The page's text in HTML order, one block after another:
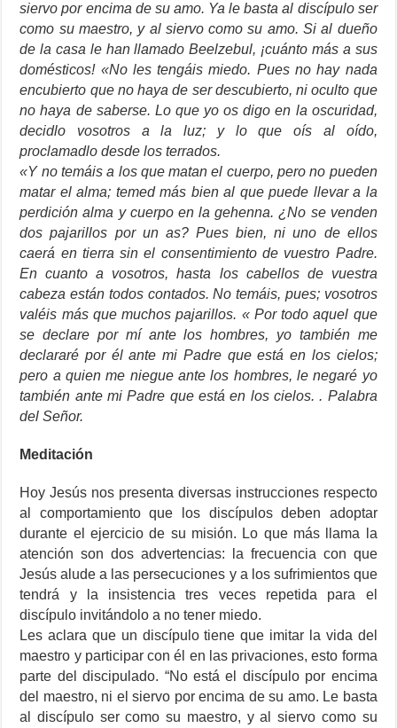
siervo por encima de su amo. Ya le basta al discípulo ser
como su maestro, y al siervo como su amo. Si al dueño
de la casa le han llamado Beelzebul, ¡cuánto más a sus
domésticos! «No les tengáis miedo. Pues no hay nada
encubierto que no haya de ser descubierto, ni oculto que
no haya de saberse. Lo que yo os digo en la oscuridad,
decidlo vosotros a la luz; y lo que oís al oído,
proclamadlo desde los terrados.
«Y no temáis a los que matan el cuerpo, pero no pueden
matar el alma; temed más bien al que puede llevar a la
perdición alma y cuerpo en la gehenna. ¿No se venden
dos pajarillos por un as? Pues bien, ni uno de ellos
caerá en tierra sin el consentimiento de vuestro Padre.
En cuanto a vosotros, hasta los cabellos de vuestra
cabeza están todos contados. No temáis, pues; vosotros
valéis más que muchos pajarillos. « Por todo aquel que
se declare por mí ante los hombres, yo también me
declararé por él ante mi Padre que está en los cielos;
pero a quien me niegue ante los hombres, le negaré yo
también ante mi Padre que está en los cielos. . Palabra
del Señor.
Meditación
Hoy Jesús nos presenta diversas instrucciones respecto
al comportamiento que los discípulos deben adoptar
durante el ejercicio de su misión. Lo que más llama la
atención son dos advertencias: la frecuencia con que
Jesús alude a las persecuciones y a los sufrimientos que
tendrá y la insistencia tres veces repetida para el
discípulo invitándolo a no tener miedo.
Les aclara que un discípulo tiene que imitar la vida del
maestro y participar con él en las privaciones, esto forma
parte del discipulado. “No está el discípulo por encima
del maestro, ni el siervo por encima de su amo. Le basta
al discípulo ser como su maestro, y al siervo como su